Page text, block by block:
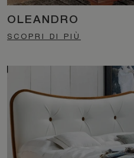
OLEANDRO
SCOPRI DI PIÙ